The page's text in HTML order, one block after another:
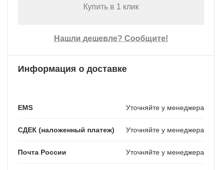
Купить в 1 клик
Нашли дешевле? Сообщите!
Информация о доставке
EMS Уточняйте у менеджера
СДЕК (наложенный платеж) Уточняйте у менеджера
Почта России Уточняйте у менеджера